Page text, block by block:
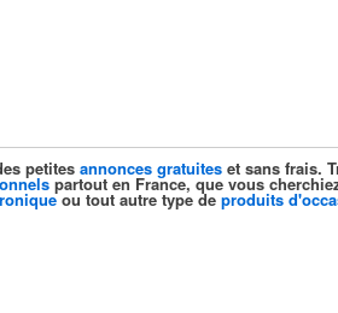
petites annonces gratuites et sans frais.
partout en France, que vous
ou tout autre type de produits